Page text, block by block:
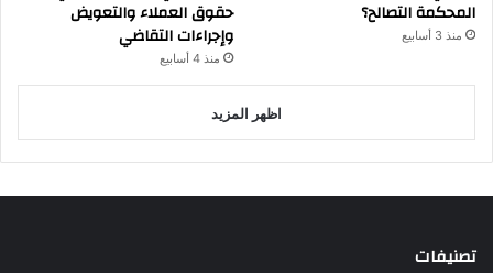
المحكمة التصالح؟
منذ 3 أسابيع
حقوق العملاء والتعويض
وإجراءات التقاضي
منذ 4 أسابيع
اظهر المزيد
تصنيفات